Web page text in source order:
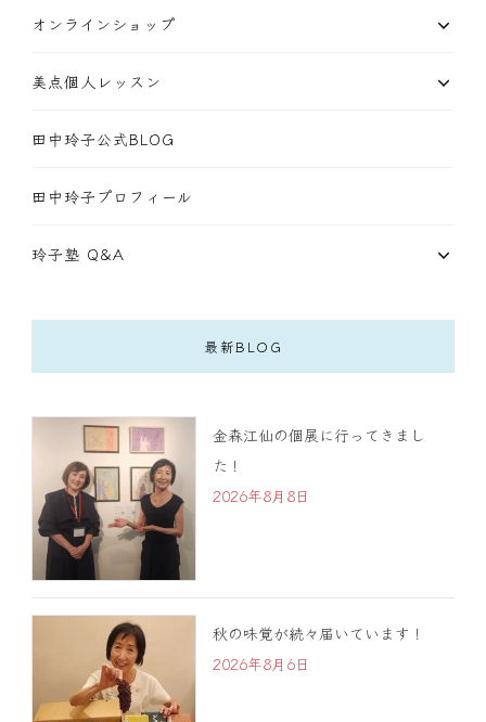
オンラインショップ
美点個人レッスン
田中玲子公式BLOG
田中玲子プロフィール
玲子塾 Q&A
最新BLOG
金森江仙の個展に行ってきまし
た！
2026年8月8日
秋の味覚が続々届いています！
2026年8月6日